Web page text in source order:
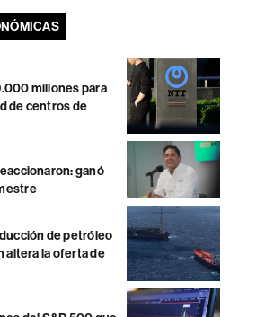
millones para
de centros de
ganó
de petróleo
altera la oferta de